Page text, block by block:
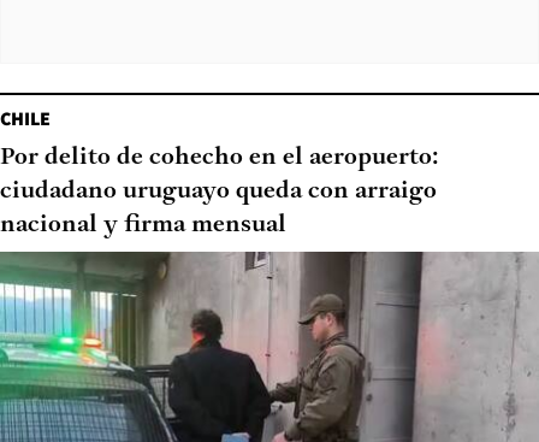
CHILE
Por delito de cohecho en el aeropuerto:
ciudadano uruguayo queda con arraigo
nacional y firma mensual